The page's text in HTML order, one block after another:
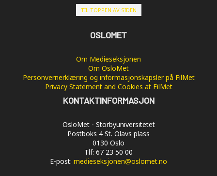
TIL TOPPEN AV SIDEN
OSLOMET
Om Medieseksjonen
Om OsloMet
Personvernerklæring og informasjonskapsler på FilMet
Privacy Statement and Cookies at FilMet
KONTAKTINFORMASJON
OsloMet - Storbyuniversitetet
Postboks 4 St. Olavs plass
0130 Oslo
Tlf: 67 23 50 00
E-post: medieseksjonen@oslomet.no